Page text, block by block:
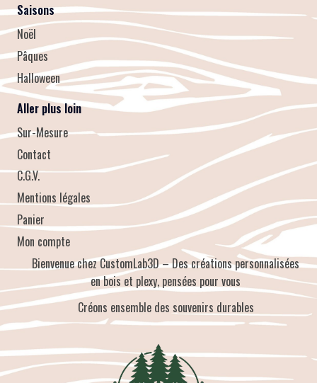
Saisons
Noël
Pâques
Halloween
Aller plus loin
Sur-Mesure
Contact
C.G.V.
Mentions légales
Panier
Mon compte
Bienvenue chez CustomLab3D – Des créations personnalisées
en bois et plexy, pensées pour vous
Créons ensemble des souvenirs durables